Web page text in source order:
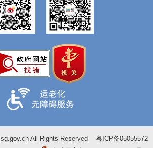
All Rights Reserved粤ICP备05055572